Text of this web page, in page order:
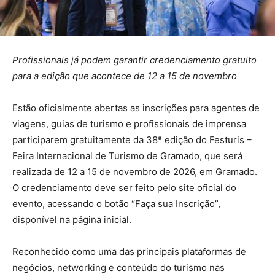
Profissionais já podem garantir credenciamento gratuito
para a edição que acontece de 12 a 15 de novembro
Estão oficialmente abertas as inscrições para agentes de
viagens, guias de turismo e profissionais de imprensa
participarem gratuitamente da 38ª edição do Festuris –
Feira Internacional de Turismo de Gramado, que será
realizada de 12 a 15 de novembro de 2026, em Gramado.
O credenciamento deve ser feito pelo site oficial do
evento, acessando o botão “Faça sua Inscrição”,
disponível na página inicial.
Reconhecido como uma das principais plataformas de
negócios, networking e conteúdo do turismo nas